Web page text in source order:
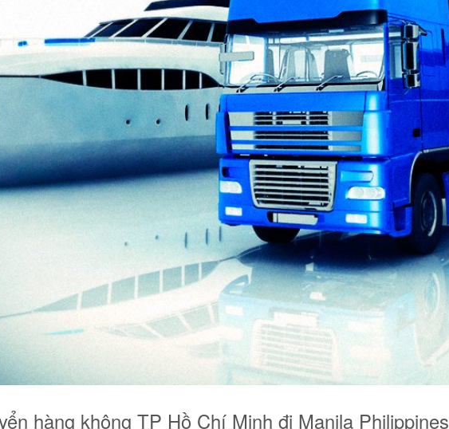
hàng không TP Hồ Chí Minh đi Manila Philippines